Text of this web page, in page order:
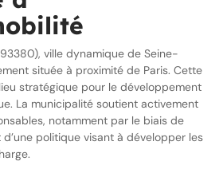
ville dynamique de Seine-
située à proximité de Paris. Cette
stratégique pour le développement
La municipalité soutient activement
notamment par le biais de
politique visant à développer les